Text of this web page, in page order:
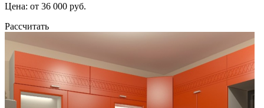
Цена: от 36 000 руб.
Рассчитать